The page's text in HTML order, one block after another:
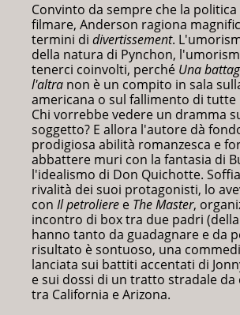
Convinto da sempre che la
filmare, Anderson ragiona
termini di divertissement.
della natura di Pynchon,
tenerci coinvolti, perché Una
l'altra non è un compito in sala
americana o sul fallimento di tutte
Chi vorrebbe vedere un dramma
soggetto? E allora l'autore dà
prodigiosa abilità romanzesca e
abbattere muri con la fantasia di
l'idealismo di Don Quichotte.
rivalità dei suoi protagonisti, lo
con Il petroliere e The Master,
incontro di box tra due padri
hanno tanto da guadagnare e da
risultato è sontuoso, una
lanciata sui battiti accentati di
e sui dossi di un tratto stradale
tra California e Arizona.